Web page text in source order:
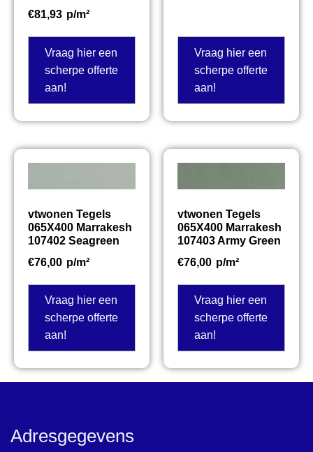
€81,93 p/m²
Vraag hier een
scherpe offerte
aan!
Vraag hier een
scherpe offerte
aan!
vtwonen Tegels
065X400 Marrakesh
107402 Seagreen
€76,00 p/m²
Vraag hier een
scherpe offerte
aan!
vtwonen Tegels
065X400 Marrakesh
107403 Army Green
€76,00 p/m²
Vraag hier een
scherpe offerte
aan!
Adresgegevens